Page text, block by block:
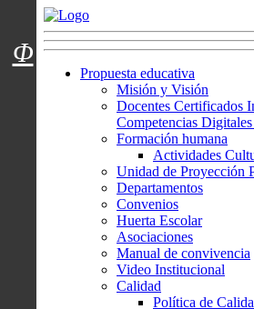
Menú usuarios
Propuesta educativa
Misión y Visión
Docentes Certificados
Competencias
Formación humana
Actividades
Unidad de Proyección
Departamentos
Convenios
Huerta Escolar
Asociaciones
Manual de convivencia
Video Institucional
Calidad
Política de
Φ